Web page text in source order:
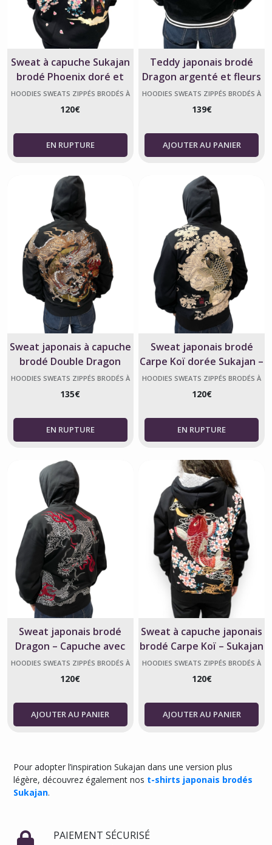
Sweat à capuche Sukajan
brodé Phoenix doré et
Sakura – Unisexe
HOODIES SWEATS ZIPPÉS BRODÉS À
120€
Teddy japonais brodé
Dragon argenté et fleurs
de cerisier – Unisexe
HOODIES SWEATS ZIPPÉS BRODÉS À
139€
AJOUTER AU PANIER
Sweat japonais à capuche
brodé Double Dragon
doré – Unisexe
HOODIES SWEATS ZIPPÉS BRODÉS À
135€
Sweat japonais brodé
Carpe Koï dorée Sukajan –
Capuche avec intérieur
doux
HOODIES SWEATS ZIPPÉS BRODÉS À
120€
Sweat japonais brodé
Dragon – Capuche avec
doublure douce
HOODIES SWEATS ZIPPÉS BRODÉS À
120€
AJOUTER AU PANIER
Sweat à capuche japonais
brodé Carpe Koï – Sukajan
Akamon
HOODIES SWEATS ZIPPÉS BRODÉS À
120€
AJOUTER AU PANIER
Pour adopter l’inspiration Sukajan dans une version plus
légère, découvrez également nos t-shirts japonais brodés
Sukajan.
PAIEMENT SÉCURISÉ